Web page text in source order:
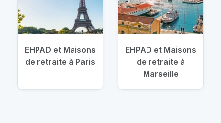
EHPAD et Maisons
de retraite à Paris
EHPAD et Maisons
de retraite à
Marseille